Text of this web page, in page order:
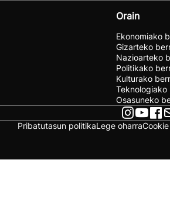
Orain
Ekonomiako
Gizarteko
Nazioarteko
Politikako
Kulturako
Teknologiako
Osasuneko
Pribatutasun politikaLege oharra